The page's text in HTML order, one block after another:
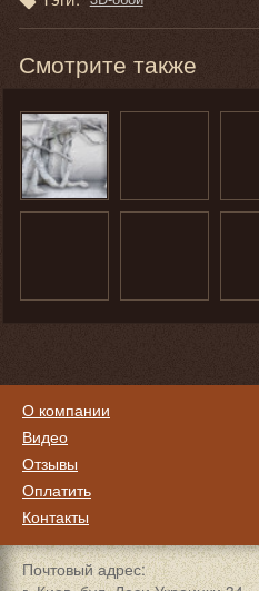
Смотрите также
О компании
Видео
Отзывы
Оплатить
Контакты
Почтовый адрес: